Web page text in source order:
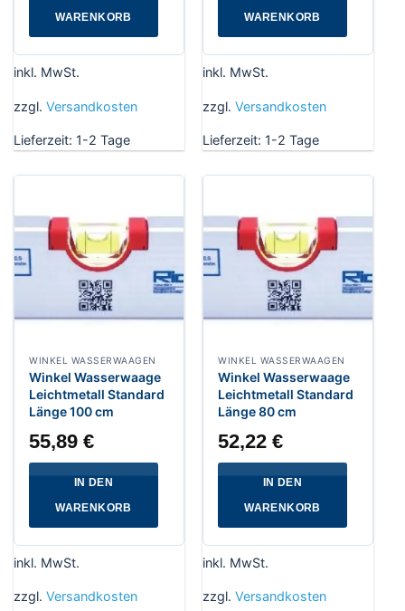
WARENKORB
inkl. MwSt.
zzgl. Versandkosten
Lieferzeit: 1-2 Tage
WARENKORB
inkl. MwSt.
zzgl. Versandkosten
Lieferzeit: 1-2 Tage
WINKEL WASSERWAAGEN
Winkel Wasserwaage
Leichtmetall Standard
Länge 100 cm
55,89€
IN DEN
WARENKORB
inkl. MwSt.
zzgl. Versandkosten
WINKEL WASSERWAAGEN
Winkel Wasserwaage
Leichtmetall Standard
Länge 80 cm
52,22€
IN DEN
WARENKORB
inkl. MwSt.
zzgl. Versandkosten